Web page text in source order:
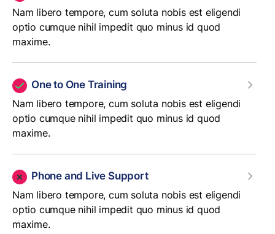
Nam libero tempore, cum soluta nobis est eligendi
optio cumque nihil impedit quo minus id quod
maxime.
One to One Training
Nam libero tempore, cum soluta nobis est eligendi
optio cumque nihil impedit quo minus id quod
maxime.
Phone and Live Support
Nam libero tempore, cum soluta nobis est eligendi
optio cumque nihil impedit quo minus id quod
maxime.